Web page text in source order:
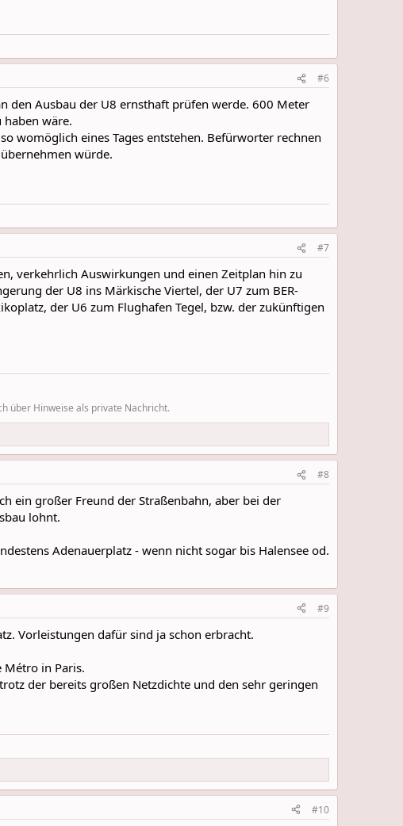
#6
den Ausbau der U8 ernsthaft prüfen werde. 600 Meter
haben wäre.
womöglich eines Tages entstehen. Befürworter rechnen
würde.
#7
verkehrlich Auswirkungen und einen Zeitplan hin zu
der U8 ins Märkische Viertel, der U7 zum BER-
der U6 zum Flughafen Tegel, bzw. der zukünftigen
über Hinweise als private Nachricht.
#8
ein großer Freund der Straßenbahn, aber bei der
lohnt.
Adenauerplatz - wenn nicht sogar bis Halensee od.
#9
Vorleistungen dafür sind ja schon erbracht.
Métro in Paris.
der bereits großen Netzdichte und den sehr geringen
#10